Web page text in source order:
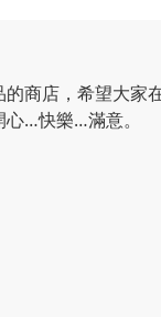
商店，希望大家
…快樂…滿意。